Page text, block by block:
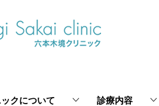
クについて 診療内容